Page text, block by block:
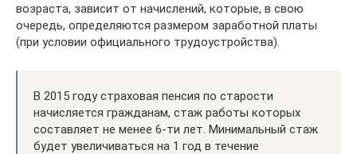
возраста, зависит от начислений, которые, в свою
очередь, определяются размером заработной платы
(при условии официального трудоустройства).
В 2015 году страховая пенсия по старости
начисляется гражданам, стаж работы которых
составляет не менее 6-ти лет. Минимальный стаж
будет увеличиваться на 1 год в течение